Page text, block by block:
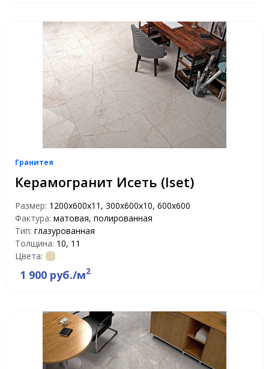
Гранитея
Керамогранит Исеть (Iset)
Размер: 1200х600х11, 300х600х10, 600х600
Фактура: матовая, полированная
Тип: глазурованная
Толщина: 10, 11
Цвета:
1 900 руб./м2